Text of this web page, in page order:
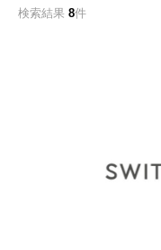
検索結果 8件